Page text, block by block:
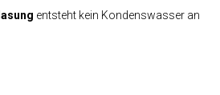
entsteht kein Kondenswasser an